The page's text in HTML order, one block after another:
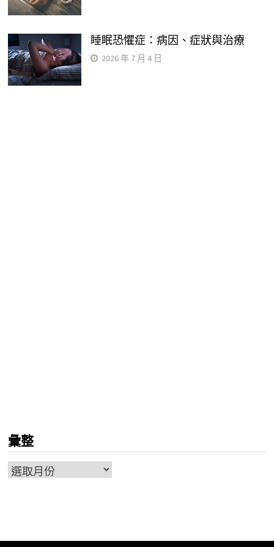
睡眠恐懼症：病因、症狀與治療
2026 年 7 月 4 日
彙整
彙